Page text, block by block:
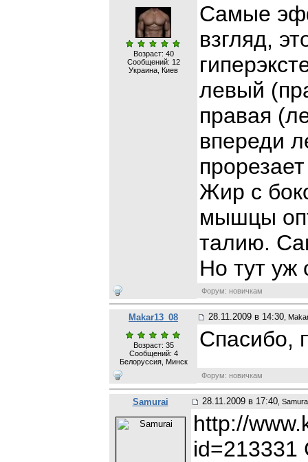
Возраст: 40
Сообщений: 12
Украина, Киев
Самые
взгляд,
левый
правая
впереди
Жир с
мышцы
талию.
Но тут уж
Форум: новичкам
Makar13_08 28.11.2009 в 14:30 ,
Возраст: 35
Сообщений: 4
Белоруссия, Минск
Спасибо,
Форум: новичкам
Samurai 28.11.2009 в 17:40 ,
http://
id=213331